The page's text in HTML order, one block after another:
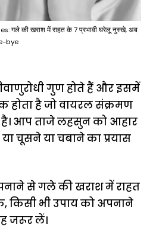
गले की खराश में राहत के 7 प्रभावी घरेलू नुस्खे, अब
bye
गुण होते हैं और इसमें
होता है जो वायरल संक्रमण
आप ताजे लहसुन को आहार
चूसने या चबाने का प्रयास
से गले की खराश में राहत
किसी भी उपाय को अपनाने
जरूर लें।